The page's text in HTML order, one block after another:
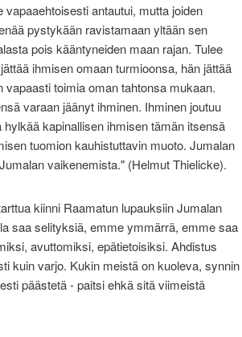
antautui, mutta joiden
pystykään ravistamaan yltään sen
pois kääntyneiden maan rajan. Tulee
ihmisen omaan turmioonsa, hän jättää
toimia oman tahtonsa mukaan.
varaan jäänyt ihminen. Ihminen joutuu
kapinallisen ihmisen tämän itsensä
tuomion kauhistuttavin muoto. Jumalan
vaikenemista." (Helmut Thielicke).
kiinni Raamatun lupauksiin Jumalan
saa selityksiä, emme ymmärrä, emme saa
avuttomiksi, epätietoisiksi. Ahdistus
kuin varjo. Kukin meistä on kuoleva, synnin
päästetä - paitsi ehkä sitä viimeistä